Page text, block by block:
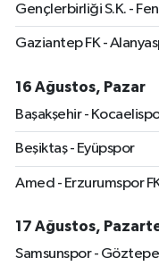
Gençlerbirliği S.K. -
Gaziantep FK -
16 Ağustos, Pazar
Başakşehir -
Beşiktaş - Eyüpspor
Amed - Erzurumspor
17 Ağustos,
Samsunspor - Göztepe